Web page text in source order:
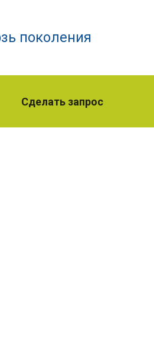
поколения
Сделать запрос